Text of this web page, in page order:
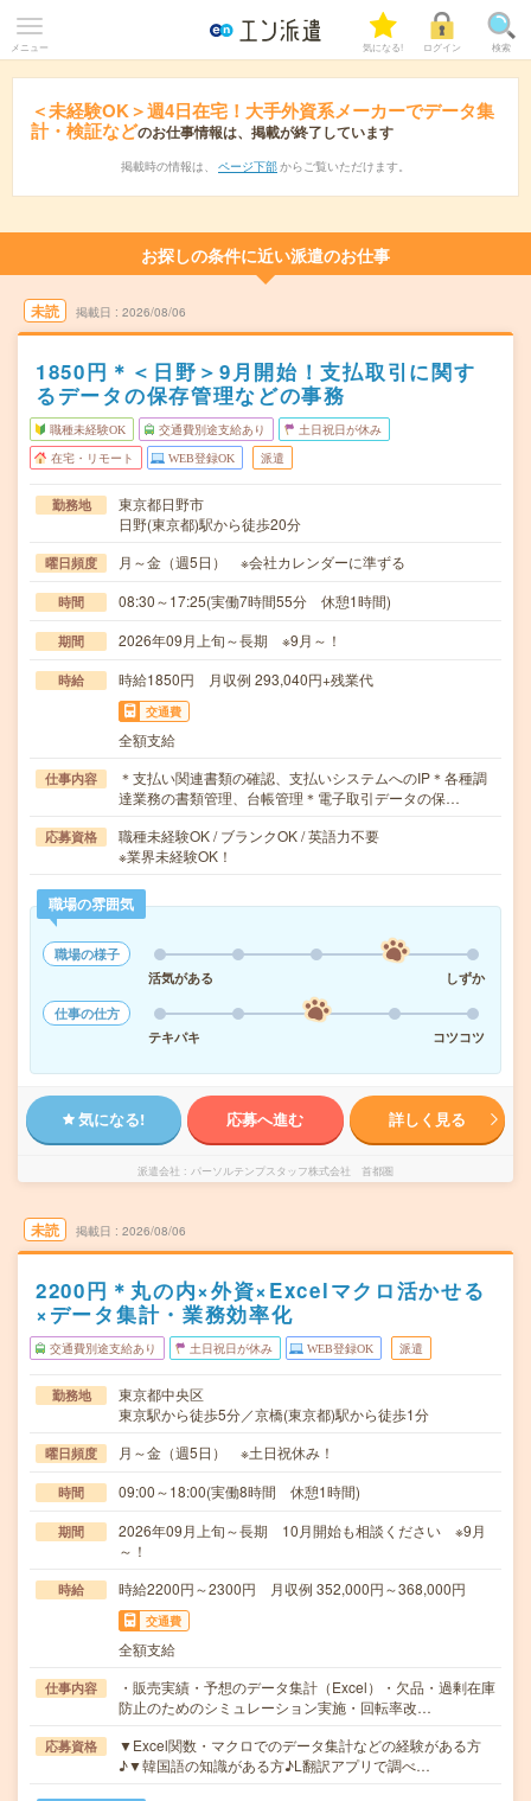
メニュー 気になる! ログイン 検索
＜未経験OK＞週4日在宅！大手外資系メーカーでデータ集
計・検証などのお仕事情報は、掲載が終了しています
掲載時の情報は、 ページ下部 からご覧いただけます。
お探しの条件に近い派遣のお仕事
未読 掲載日 2026/08/06
1850円＊＜日野＞9月開始！支払取引に関す
るデータの保存管理などの事務
職種未経験OK 交通費別途支給あり 土日祝日が休み
在宅・リモート WEB登録OK 派遣
勤務地
東京都日野市
日野(東京都)駅から徒歩20分
曜日頻度 月～金（週5日） ※会社カレンダーに準ずる
時間 08:30～17:25(実働7時間55分 休憩1時間)
期間 2026年09月上旬～長期 ※9月～！
時給 時給1850円 月収例 293,040円+残業代
交通費
全額支給
仕事内容
＊支払い関連書類の確認、支払いシステムへのIP＊各種調
達業務の書類管理、台帳管理＊電子取引データの保…
応募資格
職種未経験OK / ブランクOK / 英語力不要
※業界未経験OK！
職場の雰囲気
職場の様子
活気がある
しずか
仕事の仕方
テキパキ
コツコツ
気になる! 応募へ進む 詳しく見る
派遣会社 パーソルテンプスタッフ株式会社 首都圏
未読 掲載日 2026/08/06
2200円＊丸の内×外資×Excelマクロ活かせる
×データ集計・業務効率化
交通費別途支給あり 土日祝日が休み WEB登録OK 派遣
勤務地
東京都中央区
東京駅から徒歩5分／京橋(東京都)駅から徒歩1分
曜日頻度 月～金（週5日） ※土日祝休み！
時間 09:00～18:00(実働8時間 休憩1時間)
期間
2026年09月上旬～長期 10月開始も相談ください ※9月
～！
時給 時給2200円～2300円 月収例 352,000円～368,000円
交通費
全額支給
仕事内容
・販売実績・予想のデータ集計（Excel）・欠品・過剰在庫
防止のためのシミュレーション実施・回転率改…
応募資格
▼Excel関数・マクロでのデータ集計などの経験がある方
♪▼韓国語の知識がある方♪L翻訳アプリで調べ…